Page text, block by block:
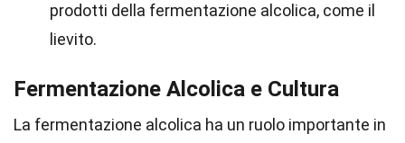
prodotti della fermentazione alcolica, come il
lievito.
Fermentazione Alcolica e Cultura
La fermentazione alcolica ha un ruolo importante in